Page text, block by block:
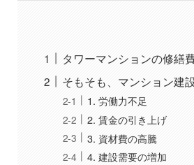
タワーマンションの修繕
そもそも、マンション建
1. 労働力不足
2. 賃金の引き上げ
3. 資材費の高騰
4. 建設需要の増加